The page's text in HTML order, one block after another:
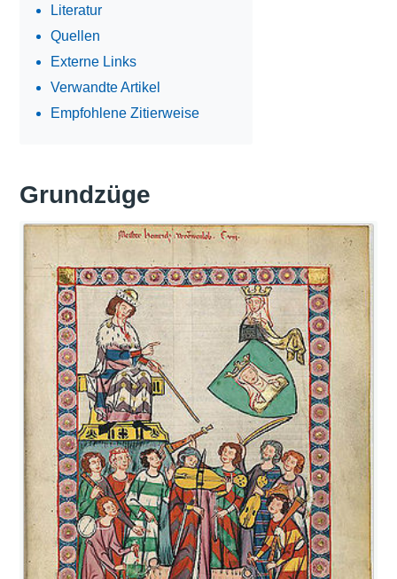
Literatur
Quellen
Externe Links
Verwandte Artikel
Empfohlene Zitierweise
Grundzüge